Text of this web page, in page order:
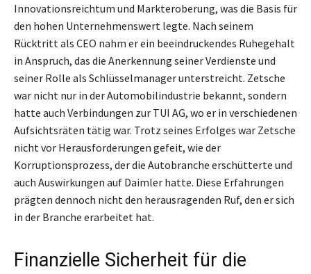
Innovationsreichtum und Markteroberung, was die Basis für
den hohen Unternehmenswert legte. Nach seinem
Rücktritt als CEO nahm er ein beeindruckendes Ruhegehalt
in Anspruch, das die Anerkennung seiner Verdienste und
seiner Rolle als Schlüsselmanager unterstreicht. Zetsche
war nicht nur in der Automobilindustrie bekannt, sondern
hatte auch Verbindungen zur TUI AG, wo er in verschiedenen
Aufsichtsräten tätig war. Trotz seines Erfolges war Zetsche
nicht vor Herausforderungen gefeit, wie der
Korruptionsprozess, der die Autobranche erschütterte und
auch Auswirkungen auf Daimler hatte. Diese Erfahrungen
prägten dennoch nicht den herausragenden Ruf, den er sich
in der Branche erarbeitet hat.
Finanzielle Sicherheit für die